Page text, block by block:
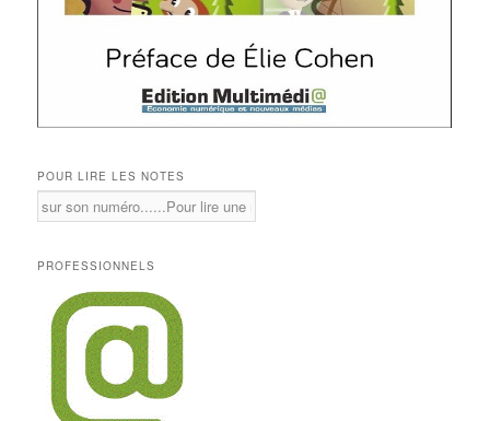
POUR LIRE LES NOTES
PROFESSIONNELS